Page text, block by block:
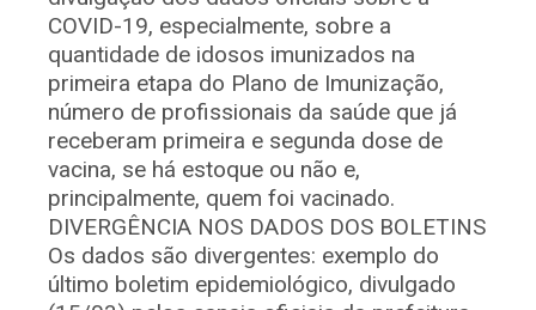
COVID-19, especialmente, sobre a
quantidade de idosos imunizados na
primeira etapa do Plano de Imunização,
número de profissionais da saúde que já
receberam primeira e segunda dose de
vacina, se há estoque ou não e,
principalmente, quem foi vacinado.
DIVERGÊNCIA NOS DADOS DOS BOLETINS
Os dados são divergentes: exemplo do
último boletim epidemiológico, divulgado